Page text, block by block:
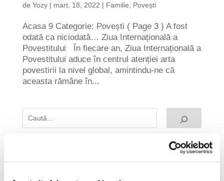
de Yozy| mart. 18, 2022 | Familie Povești
Acasa 9 Categorie: Povești ( Page 3 ) A fost
odată ca niciodată… Ziua Internațională a
Povestitului În fiecare an, Ziua Internațională a
Povestitului aduce în centrul atenției arta
povestirii la nivel global, amintindu-ne că
aceasta rămâne în...
De ce e benefic să folosești tehnologia alături